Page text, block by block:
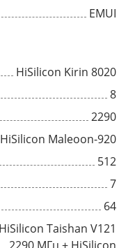
EMUI
HiSilicon Kirin 8020
8
2290
HiSilicon Maleoon-920
512
7
64
HiSilicon Taishan V121